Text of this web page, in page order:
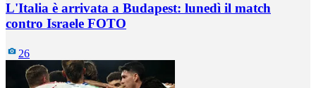
L'Italia è arrivata a Budapest: lunedì il match
contro Israele FOTO
26